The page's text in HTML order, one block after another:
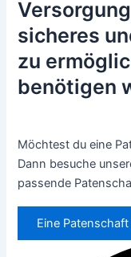
sicheres
zu
benötigen
Möchtest du eine
Dann besuche
passende
Eine